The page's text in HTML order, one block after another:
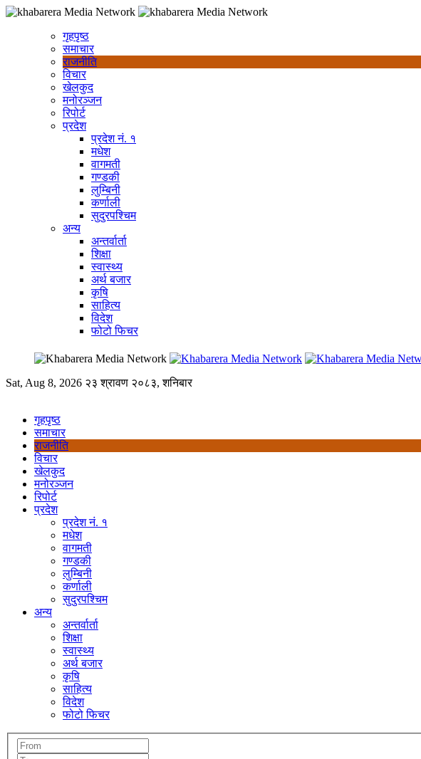
गृहपृष्ठ
समाचार
राजनीति
विचार
खेलकुद
मनोरञ्जन
रिपोर्ट
प्रदेश
प्रदेश नं. १
मधेश
वागमती
गण्डकी
लुम्बिनी
कर्णाली
सुदुरपश्चिम
अन्य
अन्तर्वार्ता
शिक्षा
स्वास्थ्य
अर्थ बजार
कृषि
साहित्य
विदेश
फोटो फिचर
Sat, Aug 8, 2026 २३ श्रावण २०८३, शनिबार
गृहपृष्ठ
समाचार
राजनीति
विचार
खेलकुद
मनोरञ्जन
रिपोर्ट
प्रदेश
प्रदेश नं. १
मधेश
वागमती
गण्डकी
लुम्बिनी
कर्णाली
सुदुरपश्चिम
अन्य
अन्तर्वार्ता
शिक्षा
स्वास्थ्य
अर्थ बजार
कृषि
साहित्य
विदेश
फोटो फिचर